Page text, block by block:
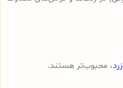
، محبوب‌تر هستند.